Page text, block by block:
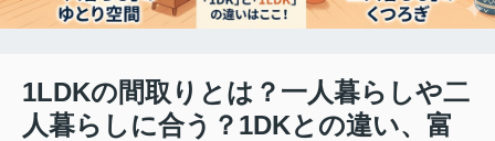
1LDKの間取りとは？一人暮らしや二
人暮らしに合う？1DKとの違い、富